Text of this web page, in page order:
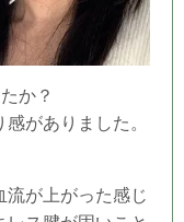
か？
がありました。
流が上がった感じ